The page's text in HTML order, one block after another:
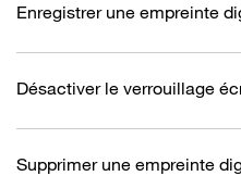
Enregistrer une empreinte
Désactiver le verrouillage
Supprimer une empreinte